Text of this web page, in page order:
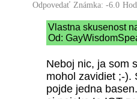
Odpovedať Známka: -6.0
Vlastna skusenost
Od:
Neboj nic, ja som
mohol zavidiet ;-).
pojde jedna